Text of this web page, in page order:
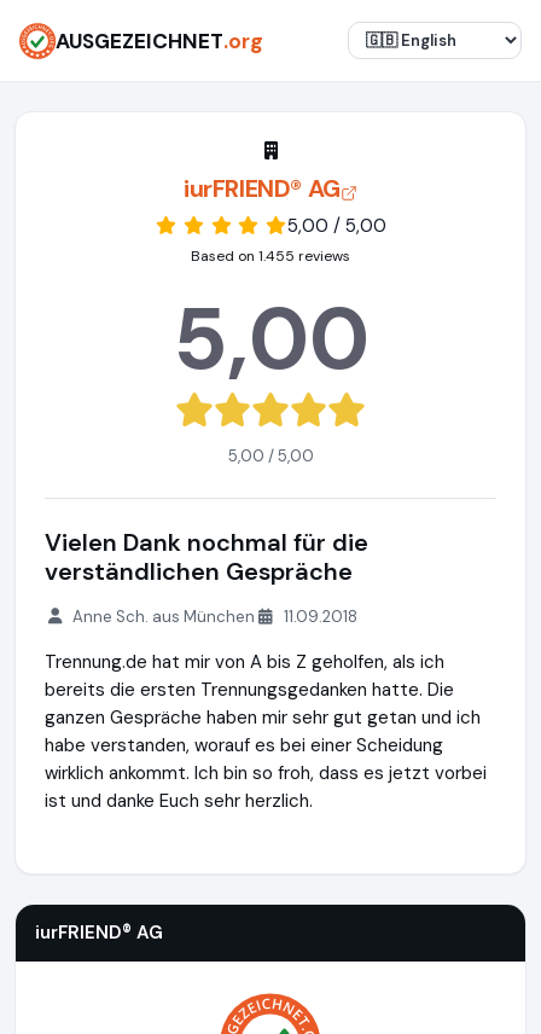
AUSGEZEICHNET.org
iurFRIEND® AG
5,00 / 5,00
Based on 1.455 reviews
5,00
5,00 / 5,00
Vielen Dank nochmal für die
verständlichen Gespräche
Anne Sch. aus München 11.09.2018
Trennung.de hat mir von A bis Z geholfen, als ich
bereits die ersten Trennungsgedanken hatte. Die
ganzen Gespräche haben mir sehr gut getan und ich
habe verstanden, worauf es bei einer Scheidung
wirklich ankommt. Ich bin so froh, dass es jetzt vorbei
ist und danke Euch sehr herzlich.
iurFRIEND® AG